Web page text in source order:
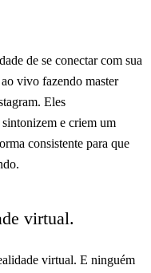
de se conectar com sua
vivo fazendo master
Eles
sintonizem e criem um
consistente para que
virtual.
virtual. E ninguém